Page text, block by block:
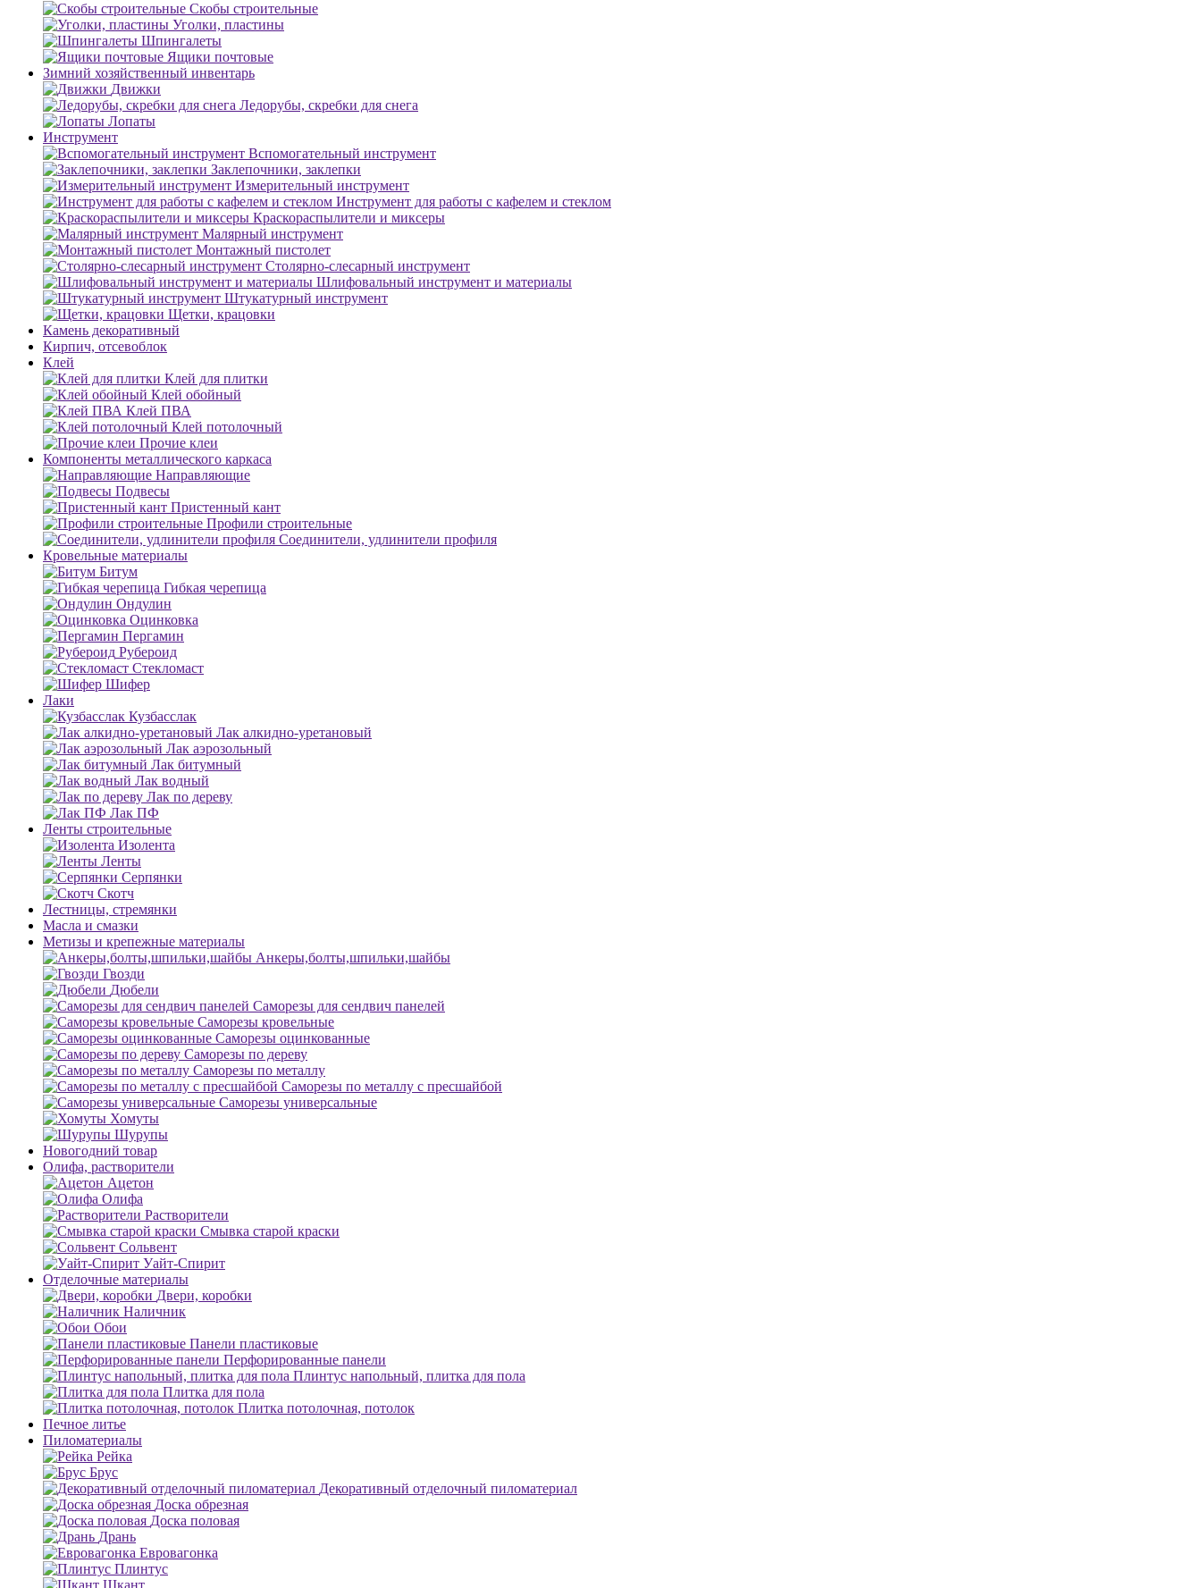
Скобы строительные
Уголки, пластины
Шпингалеты
Ящики почтовые
Зимний хозяйственный инвентарь
Движки
Ледорубы, скребки для снега
Лопаты
Инструмент
Вспомогательный инструмент
Заклепочники, заклепки
Измерительный инструмент
Инструмент для работы с кафелем и стеклом
Краскораспылители и миксеры
Малярный инструмент
Монтажный пистолет
Столярно-слесарный инструмент
Шлифовальный инструмент и материалы
Штукатурный инструмент
Щетки, крацовки
Камень декоративный
Кирпич, отсевоблок
Клей
Клей для плитки
Клей обойный
Клей ПВА
Клей потолочный
Прочие клеи
Компоненты металлического каркаса
Направляющие
Подвесы
Пристенный кант
Профили строительные
Соединители, удлинители профиля
Кровельные материалы
Битум
Гибкая черепица
Ондулин
Оцинковка
Пергамин
Рубероид
Стекломаст
Шифер
Лаки
Кузбасслак
Лак алкидно-уретановый
Лак аэрозольный
Лак битумный
Лак водный
Лак по дереву
Лак ПФ
Ленты строительные
Изолента
Ленты
Серпянки
Скотч
Лестницы, стремянки
Масла и смазки
Метизы и крепежные материалы
Анкеры,болты,шпильки,шайбы
Гвозди
Дюбели
Саморезы для сендвич панелей
Саморезы кровельные
Саморезы оцинкованные
Саморезы по дереву
Саморезы по металлу
Саморезы по металлу с пресшайбой
Саморезы универсальные
Хомуты
Шурупы
Новогодний товар
Олифа, растворители
Ацетон
Олифа
Растворители
Смывка старой краски
Сольвент
Уайт-Спирит
Отделочные материалы
Двери, коробки
Наличник
Обои
Панели пластиковые
Перфорированные панели
Плинтус напольный, плитка для пола
Плитка для пола
Плитка потолочная, потолок
Печное литье
Пиломатериалы
Рейка
Брус
Декоративный отделочный пиломатериал
Доска обрезная
Доска половая
Дрань
Евровагонка
Плинтус
Шкант